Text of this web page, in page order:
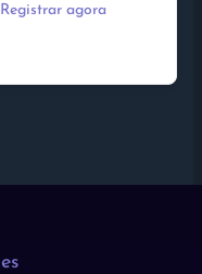
Registrar agora